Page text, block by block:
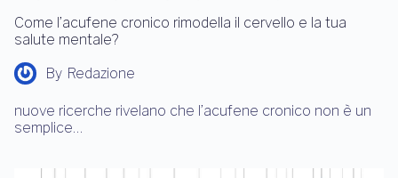
Come l’acufene cronico rimodella il cervello e la tua
salute mentale?
By Redazione
nuove ricerche rivelano che l’acufene cronico non è un
semplice…